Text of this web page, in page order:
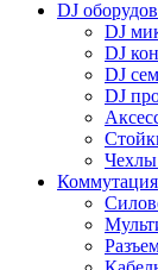
DJ
DJ
DJ
DJ
DJ
Чехлы
Коммутация